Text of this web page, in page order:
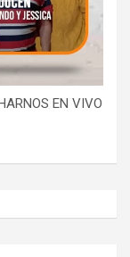
EN VIVO